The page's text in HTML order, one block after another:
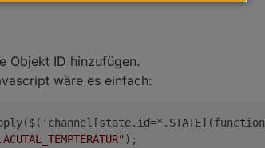
Objekt ID hinzufügen.
wäre es einfach:
);